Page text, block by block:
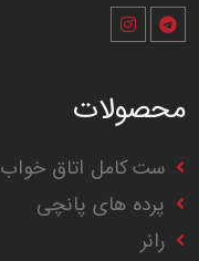
محصولات
ست کامل اتاق خواب
پرده های پانچی
رانر